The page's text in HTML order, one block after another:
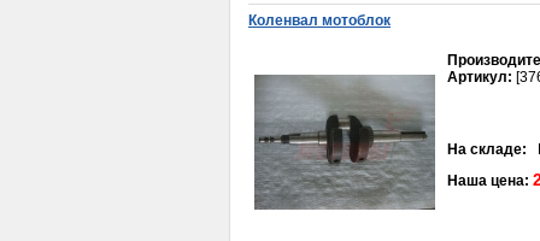
Коленвал мотоблок
Артикул:
На складе:
Наша цена: